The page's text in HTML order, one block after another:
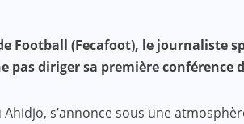
Football (Fecafoot), le
diriger sa première conférence
s’annonce sous une